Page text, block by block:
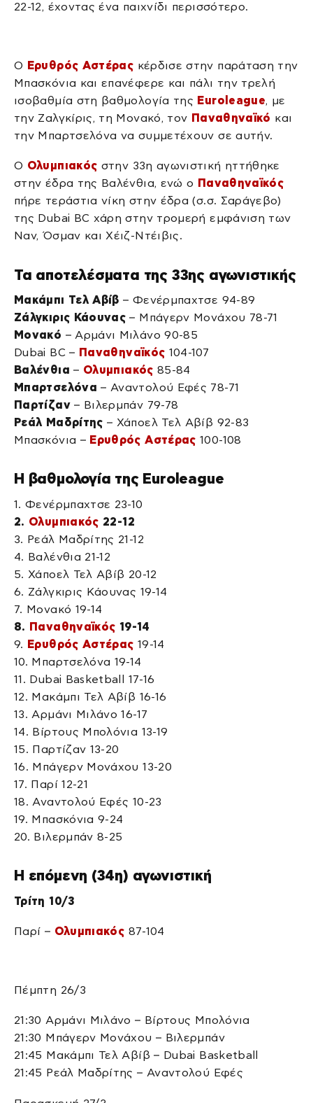
22-12, έχοντας ένα παιχνίδι περισσότερο.
Ο Ερυθρός Αστέρας κέρδισε στην παράταση την
Μπασκόνια και επανέφερε και πάλι την τρελή
ισοβαθμία στη βαθμολογία της Euroleague, με
την Ζαλγκίρις, τη Μονακό, τον Παναθηναϊκό και
την Μπαρτσελόνα να συμμετέχουν σε αυτήν.
Ο Ολυμπιακός στην 33η αγωνιστική ηττήθηκε
στην έδρα της Βαλένθια, ενώ ο Παναθηναϊκός
πήρε τεράστια νίκη στην έδρα (σ.σ. Σαράγεβο)
της Dubai BC χάρη στην τρομερή εμφάνιση των
Ναν, Όσμαν και Χέιζ-Ντέιβις.
Τα αποτελέσματα της 33ης αγωνιστικής
Μακάμπι Τελ Αβίβ – Φενέρμπαχτσε 94-89
Ζάλγκιρις Κάουνας – Μπάγερν Μονάχου 78-71
Μονακό – Αρμάνι Μιλάνο 90-85
Dubai BC – Παναθηναϊκός 104-107
Βαλένθια – Ολυμπιακός 85-84
Μπαρτσελόνα – Αναντολού Εφές 78-71
Παρτίζαν– Βιλερμπάν 79-78
Ρεάλ Μαδρίτης – Χάποελ Τελ Αβίβ 92-83
Μπασκόνια – Ερυθρός Αστέρας 100-108
Η βαθμολογία της Euroleague
1. Φενέρμπαχτσε 23-10
2. Ολυμπιακός 22-12
3. Ρεάλ Μαδρίτης 21-12
4. Βαλένθια 21-12
5. Χάποελ Τελ Αβίβ 20-12
6. Ζάλγκιρις Κάουνας 19-14
7. Μονακό 19-14
8. Παναθηναϊκός 19-14
9. Ερυθρός Αστέρας 19-14
10. Μπαρτσελόνα 19-14
11. Dubai Basketball 17-16
12. Μακάμπι Τελ Αβίβ 16-16
13. Αρμάνι Μιλάνο 16-17
14. Βίρτους Μπολόνια 13-19
15. Παρτίζαν 13-20
16. Μπάγερν Μονάχου 13-20
17. Παρί 12-21
18. Αναντολού Εφές 10-23
19. Μπασκόνια 9-24
20. Βιλερμπάν 8-25
Η επόμενη (34η) αγωνιστική
Τρίτη 10/3
Παρί – Ολυμπιακός 87-104
Πέμπτη 26/3
21:30 Αρμάνι Μιλάνο – Βίρτους Μπολόνια
21:30 Μπάγερν Μονάχου – Βιλερμπάν
21:45 Μακάμπι Τελ Αβίβ – Dubai Basketball
21:45 Ρεάλ Μαδρίτης – Αναντολού Εφές